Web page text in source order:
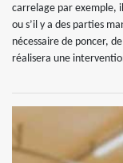
carrelage par exemple,
ou s’il y a des parties
nécessaire de poncer,
réalisera une